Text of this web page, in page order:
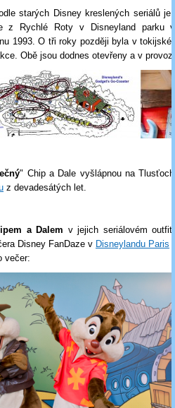
starých Disney kreslených seriálů je
z Rychlé Roty v Disneyland parku
1993. O tři roky později byla v
Obě jsou dodnes otevřeny a v
" Chip a Dale vyšlápnou na
z devadesátých let.
a Dalem v jejich seriálovém
Disney FanDaze v Disneylandu Paris
večer: